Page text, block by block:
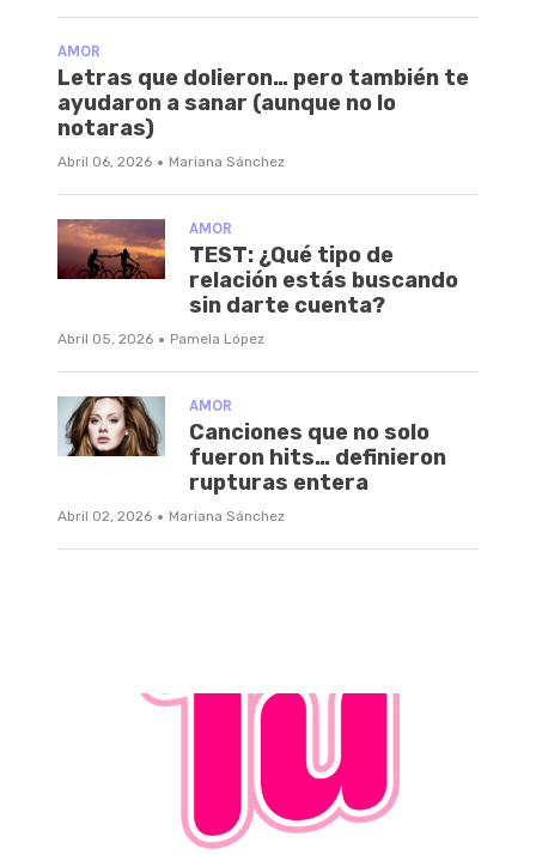
AMOR
Letras que dolieron… pero también te
ayudaron a sanar (aunque no lo
notaras)
Abril 06, 2026 · Mariana Sánchez
AMOR
TEST: ¿Qué tipo de
relación estás buscando
sin darte cuenta?
Abril 05, 2026 · Pamela López
AMOR
Canciones que no solo
fueron hits… definieron
rupturas entera
Abril 02, 2026 · Mariana Sánchez